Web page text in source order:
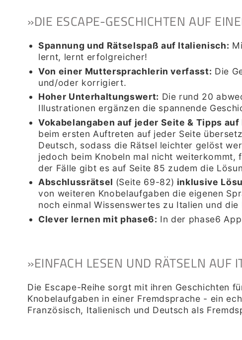
»DIE ESCAPE-GESCHICHTEN AUF
Spannung und Rätselspaß auf Italienisch:
lernt, lernt erfolgreicher!
Von einer Muttersprachlerin verfasst: Die
und/oder korrigiert.
Hoher Unterhaltungswert: Die rund 20
Illustrationen ergänzen die spannende
Vokabelangaben auf jeder Seite & Tipps auf
beim ersten Auftreten auf jeder Seite
Deutsch, sodass die Rätsel leichter gelöst
jedoch beim Knobeln mal nicht weiterkommt,
der Fälle gibt es auf Seite 85 zudem die
Abschlussrätsel (Seite 69-82) inklusive
von weiteren Knobelaufgaben die eigenen
noch einmal Wissenswertes zu Italien und
Clever lernen mit phase6: In der phase6
»EINFACH LESEN UND RÄTSELN AUF
Die Escape-Reihe sorgt mit ihren Geschichten
Knobelaufgaben in einer Fremdsprache - ein
Französisch, Italienisch und Deutsch als